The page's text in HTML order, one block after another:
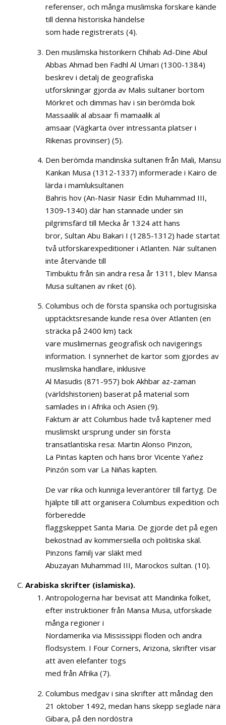
referenser, och många muslimska forskare kände
till denna historiska händelse
som hade registrerats (4).
Den muslimska historikern Chihab Ad-Dine Abul
Abbas Ahmad ben Fadhl Al Umari (1300-1384)
beskrev i detalj de geografiska
utforskningar gjorda av Malis sultaner bortom
Mörkret och dimmas hav i sin berömda bok
Massaalik al absaar fi mamaalik al
amsaar (Vägkarta över intressanta platser i
Rikenas provinser) (5).
Den berömda mandinska sultanen från Mali, Mansu
Kankan Musa (1312-1337) informerade i Kairo de
lärda i mamluksultanen
Bahris hov (An-Nasir Nasir Edin Muhammad III,
1309-1340) där han stannade under sin
pilgrimsfärd till Mecka år 1324 att hans
bror, Sultan Abu Bakari I (1285-1312) hade startat
två utforskarexpeditioner i Atlanten. När sultanen
inte återvände till
Timbuktu från sin andra resa år 1311, blev Mansa
Musa sultanen av riket (6).
Columbus och de första spanska och portugisiska
upptäcktsresande kunde resa över Atlanten (en
sträcka på 2400 km) tack
vare muslimernas geografisk och navigerings
information. I synnerhet de kartor som gjordes av
muslimska handlare, inklusive
Al Masudis (871-957) bok Akhbar az-zaman
(världshistorien) baserat på material som
samlades in i Afrika och Asien (9).
Faktum är att Columbus hade två kaptener med
muslimskt ursprung under sin första
transatlantiska resa: Martin Alonso Pinzon,
La Pintas kapten och hans bror Vicente Yañez
Pinzón som var La Niñas kapten.
De var rika och kunniga leverantörer till fartyg. De
hjälpte till att organisera Columbus expedition och
förberedde
flaggskeppet Santa Maria. De gjorde det på egen
bekostnad av kommersiella och politiska skäl.
Pinzons familj var släkt med
Abuzayan Muhammad III, Marockos sultan. (10).
Arabiska skrifter (islamiska).
Antropologerna har bevisat att Mandinka folket,
efter instruktioner från Mansa Musa, utforskade
många regioner i
Nordamerika via Mississippi floden och andra
flodsystem. I Four Corners, Arizona, skrifter visar
att även elefanter togs
med från Afrika (7).
Columbus medgav i sina skrifter att måndag den
21 oktober 1492, medan hans skepp seglade nära
Gibara, på den nordöstra